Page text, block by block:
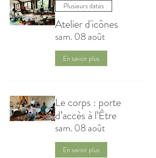
Plusieurs dates
Atelier d'icônes
sam. 08 août
En savoir plus
Le corps : porte
d’accès à l’Être
sam. 08 août
En savoir plus